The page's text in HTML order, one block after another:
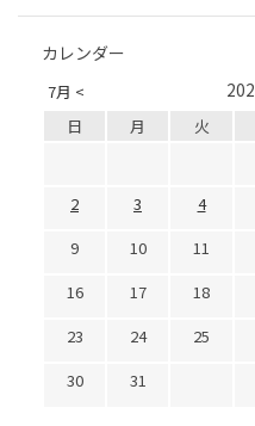
カレンダー
7月 <
日 月 火
2
3 4
9
10 11
16
17 18
23
24 25
30
31